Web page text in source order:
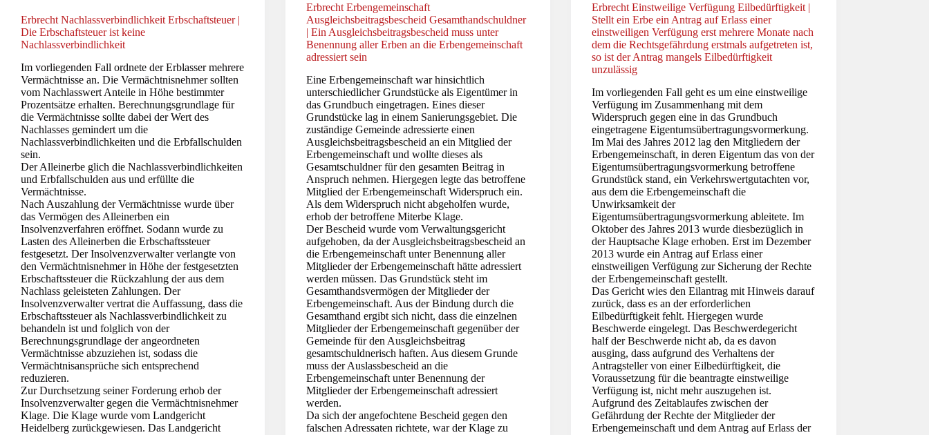
Erbrecht Nachlassverbindlichkeit Erbschaftsteuer |
Die Erbschaftsteuer ist keine
Nachlassverbindlichkeit
Im vorliegenden Fall ordnete der Erblasser mehrere
Vermächtnisse an. Die Vermächtnisnehmer sollten
vom Nachlasswert Anteile in Höhe bestimmter
Prozentsätze erhalten. Berechnungsgrundlage für
die Vermächtnisse sollte dabei der Wert des
Nachlasses gemindert um die
Nachlassverbindlichkeiten und die Erbfallschulden
sein.
Der Alleinerbe glich die Nachlassverbindlichkeiten
und Erbfallschulden aus und erfüllte die
Vermächtnisse.
Nach Auszahlung der Vermächtnisse wurde über
das Vermögen des Alleinerben ein
Insolvenzverfahren eröffnet. Sodann wurde zu
Lasten des Alleinerben die Erbschaftssteuer
festgesetzt. Der Insolvenzverwalter verlangte von
den Vermächtnisnehmer in Höhe der festgesetzten
Erbschaftssteuer die Rückzahlung der aus dem
Nachlass geleisteten Zahlungen. Der
Insolvenzverwalter vertrat die Auffassung, dass die
Erbschaftssteuer als Nachlassverbindlichkeit zu
behandeln ist und folglich von der
Berechnungsgrundlage der angeordneten
Vermächtnisse abzuziehen ist, sodass die
Vermächtnisansprüche sich entsprechend
reduzieren.
Zur Durchsetzung seiner Forderung erhob der
Insolvenzverwalter gegen die Vermächtnisnehmer
Klage. Die Klage wurde vom Landgericht
Heidelberg zurückgewiesen. Das Landgericht
Erbrecht Erbengemeinschaft
Ausgleichsbeitragsbescheid Gesamthandschuldner
| Ein Ausgleichsbeitragsbescheid muss unter
Benennung aller Erben an die Erbengemeinschaft
adressiert sein
Eine Erbengemeinschaft war hinsichtlich
unterschiedlicher Grundstücke als Eigentümer in
das Grundbuch eingetragen. Eines dieser
Grundstücke lag in einem Sanierungsgebiet. Die
zuständige Gemeinde adressierte einen
Ausgleichsbeitragsbescheid an ein Mitglied der
Erbengemeinschaft und wollte dieses als
Gesamtschuldner für den gesamten Beitrag in
Anspruch nehmen. Hiergegen legte das betroffene
Mitglied der Erbengemeinschaft Widerspruch ein.
Als dem Widerspruch nicht abgeholfen wurde,
erhob der betroffene Miterbe Klage.
Der Bescheid wurde vom Verwaltungsgericht
aufgehoben, da der Ausgleichsbeitragsbescheid an
die Erbengemeinschaft unter Benennung aller
Mitglieder der Erbengemeinschaft hätte adressiert
werden müssen. Das Grundstück steht im
Gesamthandsvermögen der Mitglieder der
Erbengemeinschaft. Aus der Bindung durch die
Gesamthand ergibt sich nicht, dass die einzelnen
Mitglieder der Erbengemeinschaft gegenüber der
Gemeinde für den Ausgleichsbeitrag
gesamtschuldnerisch haften. Aus diesem Grunde
muss der Auslassbescheid an die
Erbengemeinschaft unter Benennung der
Mitglieder der Erbengemeinschaft adressiert
werden.
Da sich der angefochtene Bescheid gegen den
falschen Adressaten richtete, war der Klage zu
Erbrecht Einstweilige Verfügung Eilbedürftigkeit |
Stellt ein Erbe ein Antrag auf Erlass einer
einstweiligen Verfügung erst mehrere Monate nach
dem die Rechtsgefährdung erstmals aufgetreten ist,
so ist der Antrag mangels Eilbedürftigkeit
unzulässig
Im vorliegenden Fall geht es um eine einstweilige
Verfügung im Zusammenhang mit dem
Widerspruch gegen eine in das Grundbuch
eingetragene Eigentumsübertragungsvormerkung.
Im Mai des Jahres 2012 lag den Mitgliedern der
Erbengemeinschaft, in deren Eigentum das von der
Eigentumsübertragungsvormerkung betroffene
Grundstück stand, ein Verkehrswertgutachten vor,
aus dem die Erbengemeinschaft die
Unwirksamkeit der
Eigentumsübertragungsvormerkung ableitete. Im
Oktober des Jahres 2013 wurde diesbezüglich in
der Hauptsache Klage erhoben. Erst im Dezember
2013 wurde ein Antrag auf Erlass einer
einstweiligen Verfügung zur Sicherung der Rechte
der Erbengemeinschaft gestellt.
Das Gericht wies den Eilantrag mit Hinweis darauf
zurück, dass es an der erforderlichen
Eilbedürftigkeit fehlt. Hiergegen wurde
Beschwerde eingelegt. Das Beschwerdegericht
half der Beschwerde nicht ab, da es davon
ausging, dass aufgrund des Verhaltens der
Antragsteller von einer Eilbedürftigkeit, die
Voraussetzung für die beantragte einstweilige
Verfügung ist, nicht mehr auszugehen ist.
Aufgrund des Zeitablaufes zwischen der
Gefährdung der Rechte der Mitglieder der
Erbengemeinschaft und dem Antrag auf Erlass der